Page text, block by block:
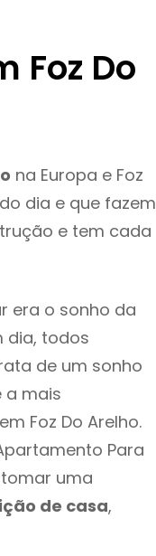
Foz Do
na Europa e Foz
dia e que fazem
e tem cada
era o sonho da
dia, todos
de um sonho
a mais
Foz Do Arelho.
Para
uma
de casa,